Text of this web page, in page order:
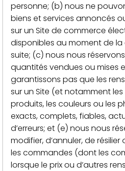
personne; (b) nous ne
biens et services annoncés
sur un Site de commerce
disponibles au moment de
suite; (c) nous nous
quantités vendues ou mises
garantissons pas que les
sur un Site (et notamment
produits, les couleurs ou les
exacts, complets, fiables,
d’erreurs; et (e) nous nous
modifier, d’annuler, de
les commandes (dont les
lorsque le prix ou d’autres